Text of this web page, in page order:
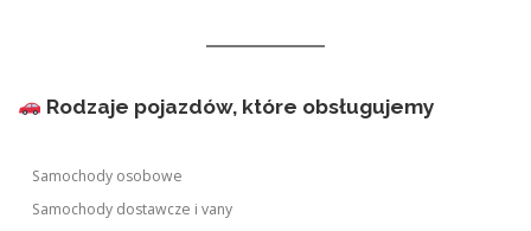
Rodzaje pojazdów, które obsługujemy
Samochody osobowe
Samochody dostawcze i vany